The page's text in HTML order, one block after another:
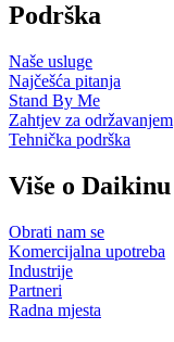
Podrška
Naše usluge
Najčešća pitanja
Stand By Me
Zahtjev za održavanjem
Tehnička podrška
Više o Daikinu
Obrati nam se
Komercijalna upotreba
Industrije
Partneri
Radna mjesta